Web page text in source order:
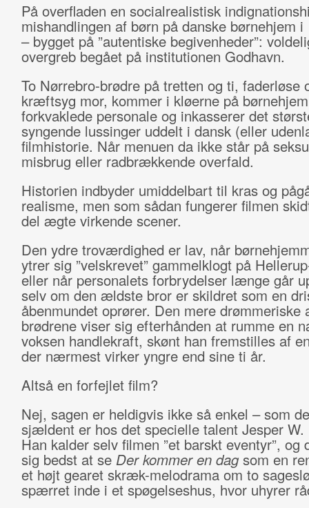
På overfladen en socialrealistisk
mishandlingen af børn på danske børnehjem i
– bygget på ”autentiske begivenheder”:
overgreb begået på institutionen Godhavn.
To Nørrebro-brødre på tretten og ti, faderløse
kræftsyg mor, kommer i kløerne på
forkvaklede personale og inkasserer det
syngende lussinger uddelt i dansk (eller
filmhistorie. Når menuen da ikke står på
misbrug eller radbrækkende overfald.
Historien indbyder umiddelbart til kras og
realisme, men som sådan fungerer filmen
del ægte virkende scener.
Den ydre troværdighed er lav, når
ytrer sig ”velskrevet” gammelklogt på
eller når personalets forbrydelser længe går
selv om den ældste bror er skildret som en
åbenmundet oprører. Den mere drømmeriske
brødrene viser sig efterhånden at rumme en
voksen handlekraft, skønt han fremstilles af
der nærmest virker yngre end sine ti år.
Altså en forfejlet film?
Nej, sagen er heldigvis ikke så enkel – som
sjældent er hos det specielle talent Jesper W.
Han kalder selv filmen ”et barskt eventyr”, og
sig bedst at se Der kommer en dagsom en
et højt gearet skræk-melodrama om to
spærret inde i et spøgelseshus, hvor uhyrer